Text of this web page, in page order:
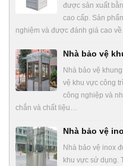
được sản xuất
cao cấp. Sản
nghiệm và được đánh giá cao
Nhà bảo vệ
Nhà bảo vệ
vệ khu vực công
công nghiệp và
chắn và chất liệu…
Nhà bảo vệ
Nhà bảo vệ inox
khu vực sử dụng.